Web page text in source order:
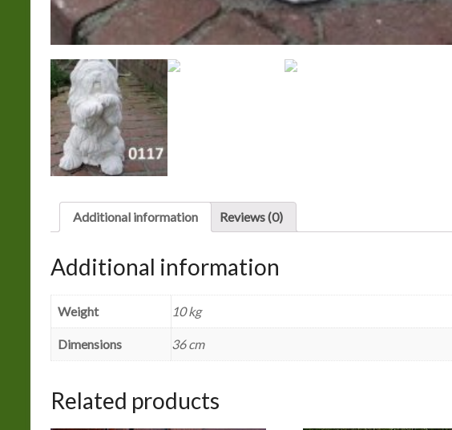
Additional information Reviews (0)
Additional information
Weight 10 kg
Dimensions 36 cm
Related products